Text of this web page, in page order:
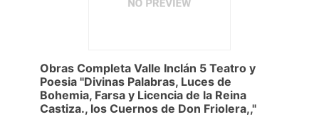
Obras Completa Valle Inclán 5 Teatro y
Poesia "Divinas Palabras, Luces de
Bohemia, Farsa y Licencia de la Reina
Castiza., los Cuernos de Don Friolera,,"